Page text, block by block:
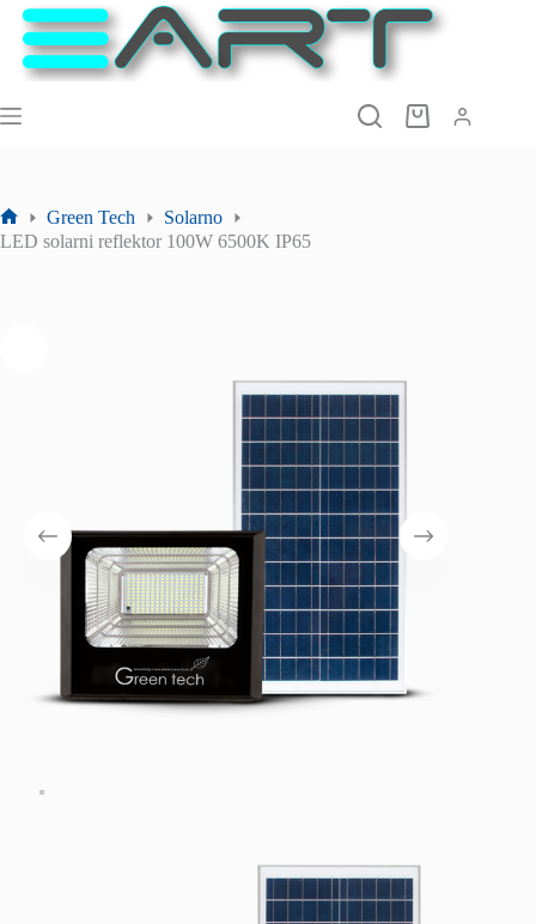
Preskoči
sadržaj
Košarica
Početna
Green Tech
Solarno
LED solarni reflektor 100W 6500K IP65